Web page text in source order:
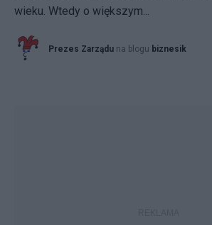
wieku. Wtedy o większym...
Prezes Zarządu na blogu biznesik